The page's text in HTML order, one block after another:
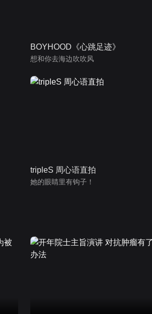
BOYHOOD《心跳足迹》
想和你去海边吹吹风
tripleS 周心语直拍
她的眼睛里有钩子！